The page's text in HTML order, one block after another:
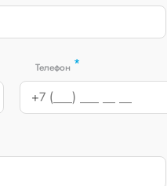
Телефон *